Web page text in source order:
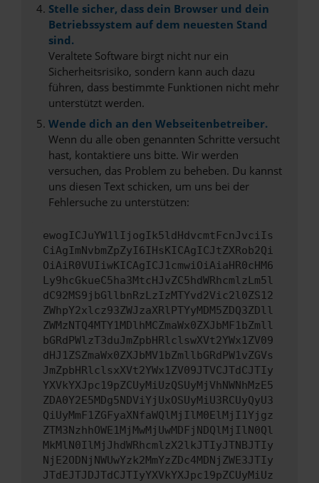
Stelle sicher, dass dein Browser und dein
Betriebssystem auf dem neuesten Stand
sind.
Veraltete Software birgt nicht nur ein
Sicherheitsrisiko, sondern kann auch dazu
führen, dass bestimmte Funktionen nicht mehr
unterstützt werden.
Wende dich an den Webseitenbetreiber.
Wenn du alle oben genannten Schritte versucht
hast, kontaktiere uns bitte. Wir werden
versuchen, das Problem zu beheben. Du kannst
uns diesen Text schicken, um uns bei der
Fehlersuche zu unterstützen:
ewogICJuYW1lIjogIk5ldHdvcmtFcnJvciIs
CiAgImNvbmZpZyI6IHsKICAgICJtZXRob2Qi
OiAiR0VUIiwKICAgICJ1cmwiOiAiaHR0cHM6
Ly9hcGkueC5ha3MtcHJvZC5hdWRhcmlzLm5l
dC92MS9jbGllbnRzLzIzMTYvd2Vic2l0ZS12
ZWhpY2xlcz93ZWJzaXRlPTYyMDM5ZDQ3ZDll
ZWMzNTQ4MTY1MDlhMCZmaWx0ZXJbMF1bZmll
bGRdPWlzT3duJmZpbHRlclswXVt2YWx1ZV09
dHJ1ZSZmaWx0ZXJbMV1bZmllbGRdPW1vZGVs
JmZpbHRlclsxXVt2YWx1ZV09JTVCJTdCJTIy
YXVkYXJpc19pZCUyMiUzQSUyMjVhNWNhMzE5
ZDA0Y2E5MDg5NDViYjUxOSUyMiU3RCUyQyU3
QiUyMmF1ZGFyaXNfaWQlMjIlM0ElMjI1Yjgz
ZTM3NzhhOWE1MjMwMjUwMDFjNDQlMjIlN0Ql
MkMlN0IlMjJhdWRhcmlzX2lkJTIyJTNBJTIy
NjE2ODNjNWUwYzk2MmYzZDc4MDNjZWE3JTIy
JTdEJTJDJTdCJTIyYXVkYXJpc19pZCUyMiUz